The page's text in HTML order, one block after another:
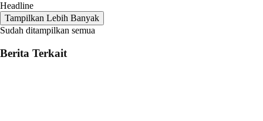
Headline
Tampilkan Lebih Banyak
Sudah ditampilkan semua
Berita Terkait